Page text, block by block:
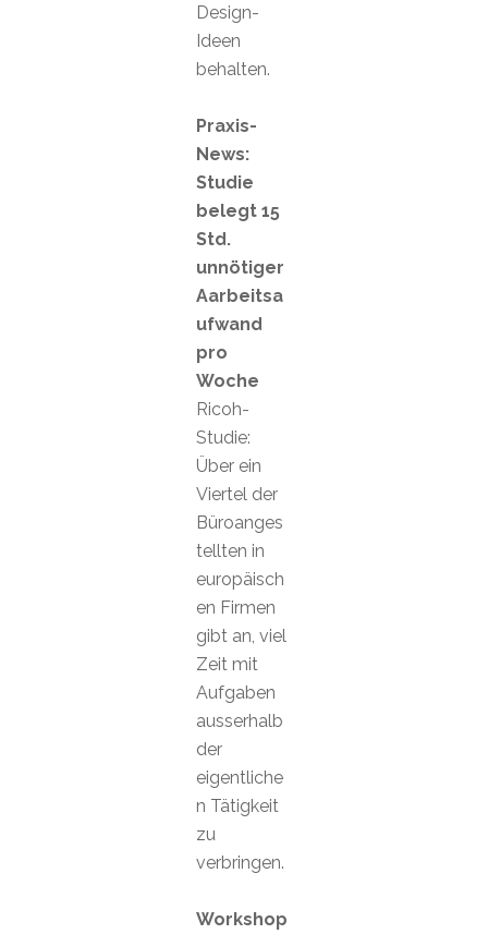
Design-
Ideen
behalten.
Praxis-
News:
Studie
belegt 15
Std.
unnötiger
Aarbeitsa
ufwand
pro
Woche
Ricoh-
Studie:
Über ein
Viertel der
Büroanges
tellten in
europäisch
en Firmen
gibt an, viel
Zeit mit
Aufgaben
ausserhalb
der
eigentliche
n Tätigkeit
zu
verbringen.
Workshop